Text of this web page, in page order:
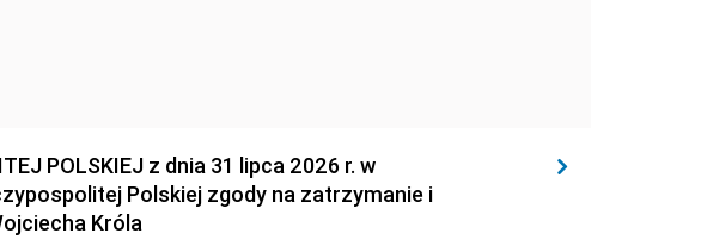
POLSKIEJ z dnia 31 lipca 2026 r. w
Polskiej zgody na zatrzymanie i
Króla